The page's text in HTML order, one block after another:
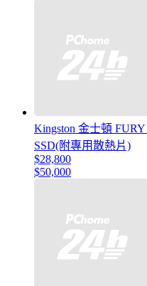
Kingston 金士頓 FURY
SSD(附專用散熱片)
$28,800
$50,000